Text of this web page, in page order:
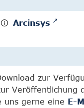
Arcinsys
zur
uns gerne eine E-